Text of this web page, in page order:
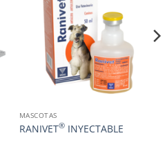
MASCOTAS
RANIVET®INYECTABLE